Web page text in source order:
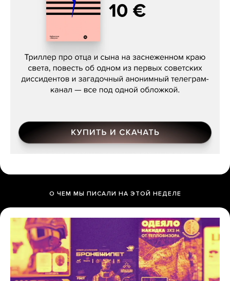
Даниил Туровский, «Разрыв»
О ЧЕМ МЫ ПИСАЛИ НА ЭТОЙ НЕДЕЛЕ